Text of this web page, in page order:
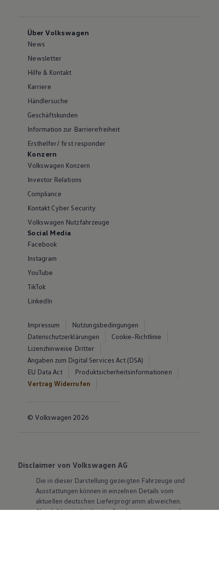
Über Volkswagen
News
Newsletter
Hilfe & Kontakt
Karriere
Händlersuche
Geschäftskunden
Information zur Barrierefreiheit
Ersthelfer/ first responder
Konzern
Volkswagen Konzern
Investor Relations
Compliance
Kontakt Cyber Security
Volkswagen Nutzfahrzeuge
Social Media
Facebook
Instagram
YouTube
TikTok
LinkedIn
Impressum
Nutzungsbedingungen
Datenschutzerklärungen
Cookie-Richtlinie
Lizenzhinweise Dritter
Angaben zum Digital Services Act (DSA)
EU Data Act
Produktsicherheitsinformationen
Vertrag Widerrufen
© Volkswagen 2026
Disclaimer von Volkswagen AG
Die in dieser Darstellung gezeigten Fahrzeuge und
Ausstattungen können in einzelnen Details vom
aktuellen deutschen Lieferprogramm abweichen.
Abgebildet sind teilweise Sonderausstattungen der